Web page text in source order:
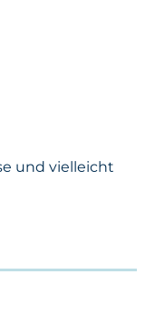
und vielleicht